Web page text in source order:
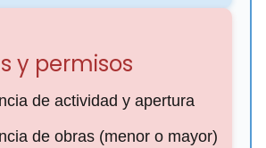
y permisos
de actividad y apertura
de obras (menor o mayor)